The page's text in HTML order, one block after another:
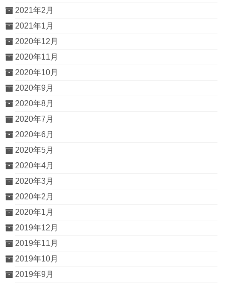
2021年2月
2021年1月
2020年12月
2020年11月
2020年10月
2020年9月
2020年8月
2020年7月
2020年6月
2020年5月
2020年4月
2020年3月
2020年2月
2020年1月
2019年12月
2019年11月
2019年10月
2019年9月